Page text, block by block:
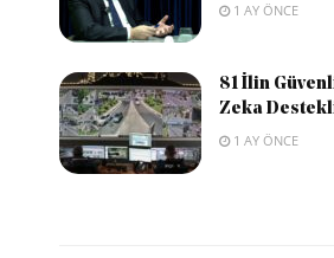
1 AY ÖNCE
81 İlin
Zeka
1 AY ÖNCE